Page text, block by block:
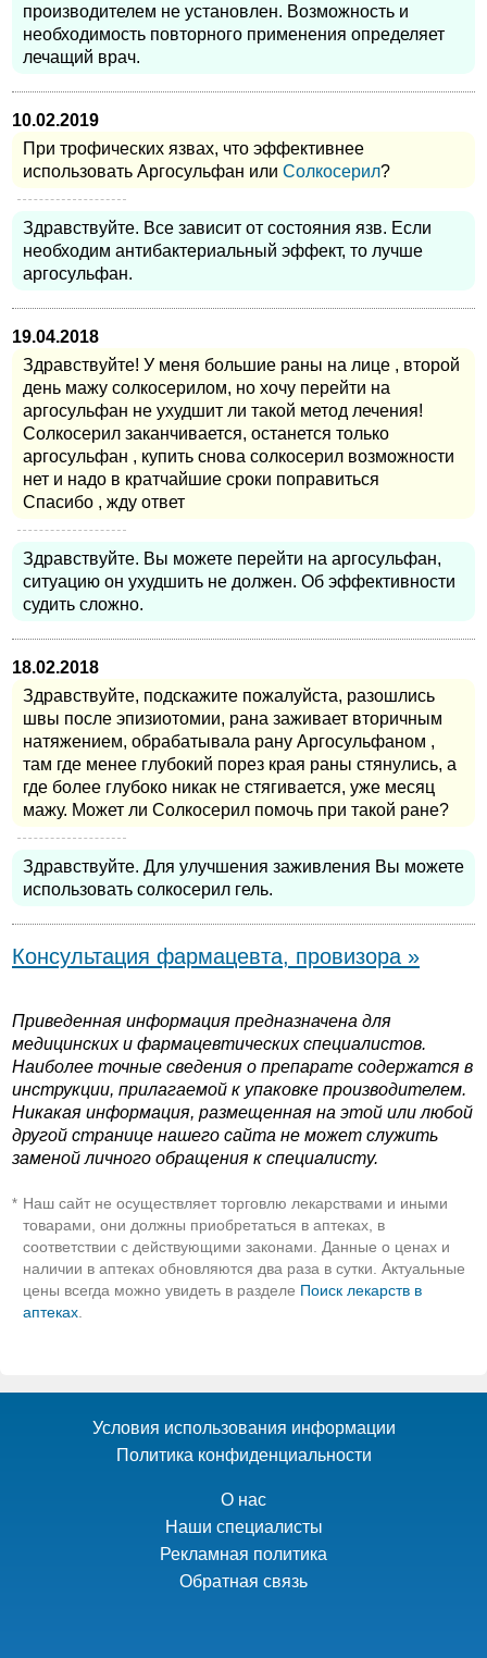
производителем не установлен. Возможность и
необходимость повторного применения определяет
лечащий врач.
10.02.2019
При трофических язвах, что эффективнее
использовать Аргосульфан или Солкосерил?
Здравствуйте. Все зависит от состояния язв. Если
необходим антибактериальный эффект, то лучше
аргосульфан.
19.04.2018
Здравствуйте! У меня большие раны на лице , второй
день мажу солкосерилом, но хочу перейти на
аргосульфан не ухудшит ли такой метод лечения!
Солкосерил заканчивается, останется только
аргосульфан , купить снова солкосерил возможности
нет и надо в кратчайшие сроки поправиться
Спасибо , жду ответ
Здравствуйте. Вы можете перейти на аргосульфан,
ситуацию он ухудшить не должен. Об эффективности
судить сложно.
18.02.2018
Здравствуйте, подскажите пожалуйста, разошлись
швы после эпизиотомии, рана заживает вторичным
натяжением, обрабатывала рану Аргосульфаном ,
там где менее глубокий порез края раны стянулись, а
где более глубоко никак не стягивается, уже месяц
мажу. Может ли Солкосерил помочь при такой ране?
Здравствуйте. Для улучшения заживления Вы можете
использовать солкосерил гель.
Консультация фармацевта, провизора »
Приведенная информация предназначена для
медицинских и фармацевтических специалистов.
Наиболее точные сведения о препарате содержатся в
инструкции, прилагаемой к упаковке производителем.
Никакая информация, размещенная на этой или любой
другой странице нашего сайта не может служить
заменой личного обращения к специалисту.
* Наш сайт не осуществляет торговлю лекарствами и иными
товарами, они должны приобретаться в аптеках, в
соответствии с действующими законами. Данные о ценах и
наличии в аптеках обновляются два раза в сутки. Актуальные
цены всегда можно увидеть в разделе Поиск лекарств в
аптеках.
Условия использования информации
Политика конфиденциальности
О нас
Наши специалисты
Рекламная политика
Обратная связь